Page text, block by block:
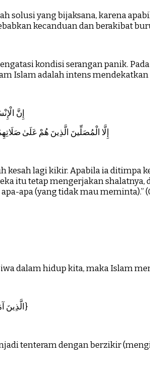
solusi yang bijaksana, karena
kecanduan dan berakibat
kondisi serangan panik.
Islam adalah intens
إِنَّ
إِلَّا الْمُصَلِّينَ الَّذِينَ هُمْ عَلَىٰ
lagi kikir. Apabila ia ditimpa
itu tetap mengerjakan
apa (yang tidak mau meminta).”
dalam hidup kita, maka Islam
{الَّذِينَ آمَنُوا وَتَطْمَئِنُّ قُلُوبُهُمْ بِذِكْرِ اللَّهِ أَلا بِذِكْرِ اللَّهِ تَطْمَئِنُّ الْقُلُوبُ}
tenteram dengan berzikir